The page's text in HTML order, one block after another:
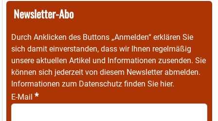
Newsletter-Abo
Durch Anklicken des Buttons „Anmelden“ erklären Sie
sich damit einverstanden, dass wir Ihnen regelmäßig
unsere aktuellen Artikel und Informationen zusenden. Sie
können sich jederzeit von diesem Newsletter abmelden.
Informationen zum Datenschutz finden Sie hier.
E-Mail *